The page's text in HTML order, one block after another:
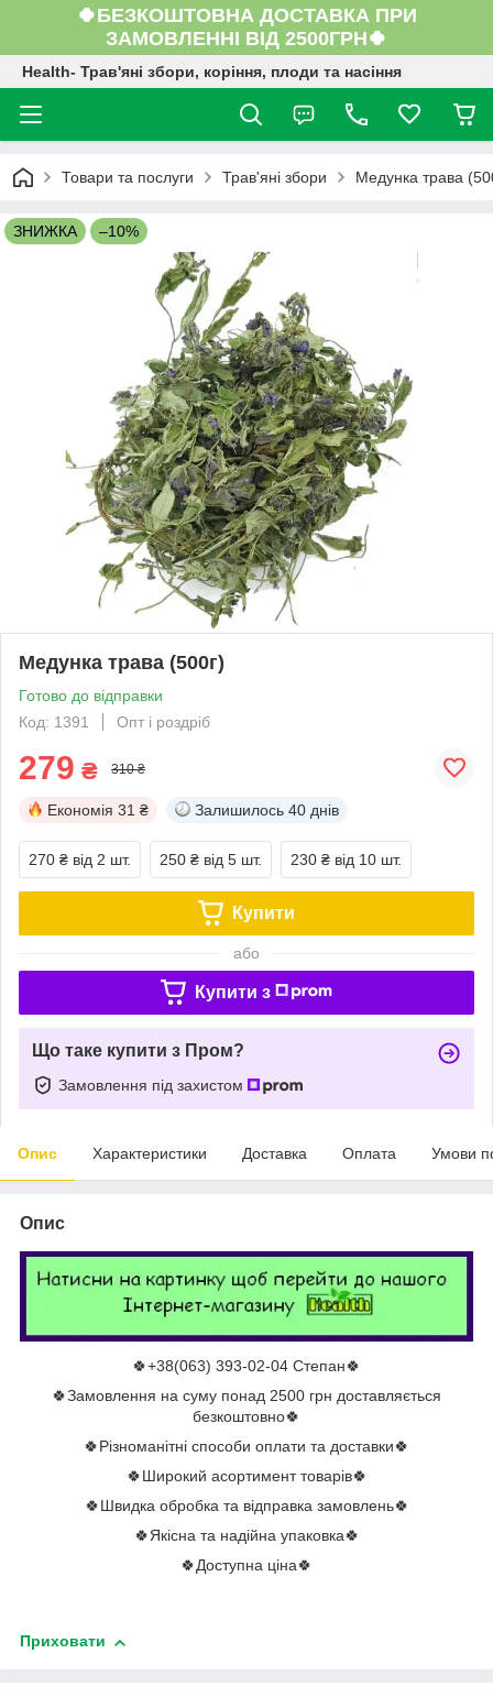
🍀БЕЗКОШТОВНА ДОСТАВКА ПРИ
ЗАМОВЛЕННІ ВІД 2500ГРН🍀
Health- Трав'яні збори, коріння, плоди та насіння
Товари та послуги Трав'яні збори Медунка трава
ЗНИЖКА –10%
Медунка трава (500г)
Готово до відправки
Код: 1391
Опт і роздріб
279 ₴ 310 ₴
Економія 31 ₴ Залишилось 40 днів
270 ₴ від 2 шт. 250 ₴ від 5 шт. 230 ₴ від 10 шт.
Купити
або
Купити з
Що таке купити з Пром?
Замовлення під захистом
Опис Характеристики Доставка Оплата Умови
Опис
🍀+38(063) 393-02-04 Степан🍀
🍀Замовлення на суму понад 2500 грн доставляється
безкоштовно🍀
🍀Різноманітні способи оплати та доставки🍀
🍀Широкий асортимент товарів🍀
🍀Швидка обробка та відправка замовлень🍀
🍀Якісна та надійна упаковка🍀
🍀Доступна ціна🍀
Приховати